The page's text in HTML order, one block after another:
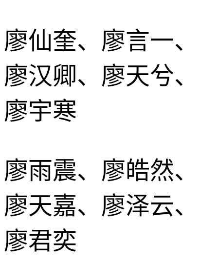
廖仙奎、廖言一、
廖汉卿、廖天兮、
廖宇寒
廖雨震、廖皓然、
廖天嘉、廖泽云、
廖君奕